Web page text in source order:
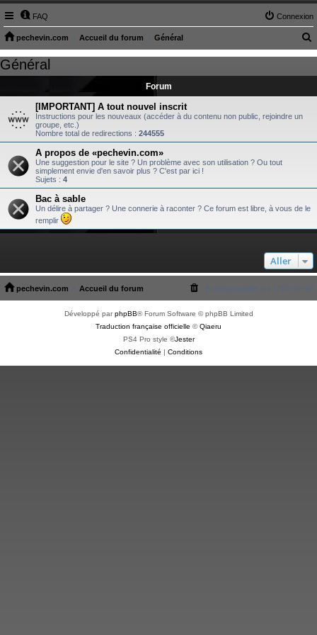
FAQ Connexion
pechevin.com Accueil du forum Général
r
Général
Forum
[IMPORTANT] A tout nouvel inscrit
Instructions pour les nouveaux (accéder à du contenu non public, rejoindre un
groupe, etc.)
Nombre total de redirections : 244555
A propos de «pechevin.com»
Une suggestion pour le site ? Un problème avec son utilisation ? Ou tout
simplement envie d'en savoir plus ? C'est par ici !
Sujets : 4
Bac à sable
Un délire à partager ? Une connerie à raconter ? Ce forum est libre, à vous de le
remplir
Aller
pechevin.com Accueil du forum Fuseau horaire sur UTC+02:00
Développé parphpBB® Forum Software © phpBB Limited
Traduction française officielle ©Qiaeru
PS4 Pro style ©Jester
Confidentialité | Conditions